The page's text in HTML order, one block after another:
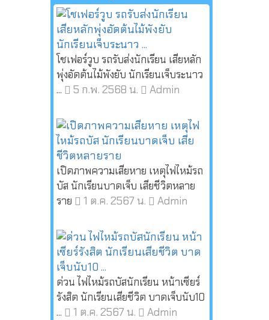
โชเฟอร์วูบ รถรับส่งนักเรียน เสียหลัก
พุ่งอัดต้นไม้พังยับ นักเรียนเจ็บระนาว
...
5 ก.พ. 2568 น. Admin
เปิดภาพความเสียหาย เหตุไฟไหม้รถ
บัส นักเรียนบาดเจ็บ เสียชีวิตหลาย
ราย
1 ต.ค. 2567 น. Admin
ด่วน ไฟไหม้รถบัสนักเรียน หน้าเซียร์
รังสิต นักเรียนเสียชีวิต บาดเจ็บนับ10
...
1 ต.ค. 2567 น. Admin